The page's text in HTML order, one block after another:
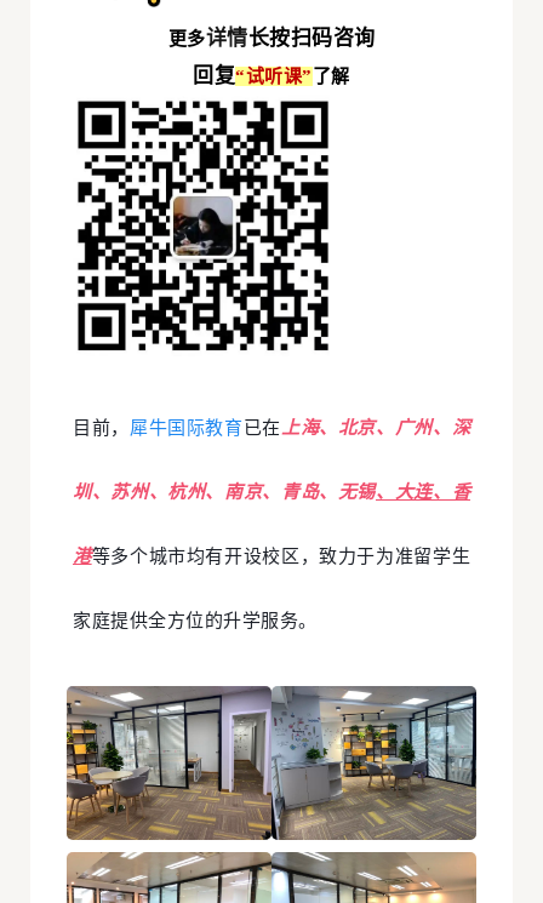
更多详情长按扫码咨询
回复“试听课” 了解
目前， 犀牛国际教育已在上海、北京、广州、深
圳、苏州、杭州、南京、青岛、无锡、大连、香
港等多个城市均有开设校区，致力于为准留学生
家庭提供全方位的升学服务。